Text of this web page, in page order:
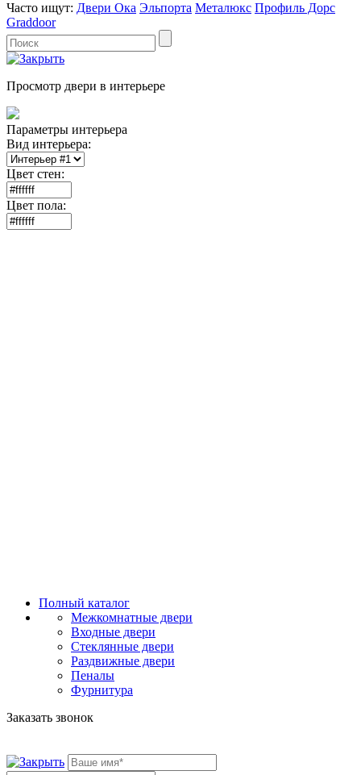
Часто ищут: Двери Ока Эльпорта Металюкс Профиль Дорс
Graddoor
Просмотр двери в интерьере
Параметры интерьера
Вид интерьера:
Цвет стен:
Цвет пола:
Полный каталог
Межкомнатные двери
Входные двери
Стеклянные двери
Раздвижные двери
Пеналы
Фурнитура
Заказать звонок